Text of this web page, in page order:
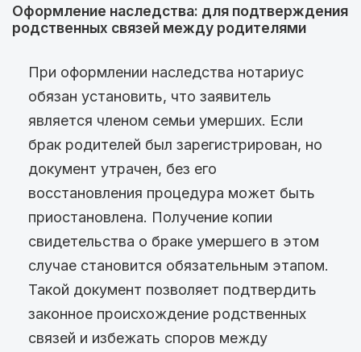
Оформление наследства: для подтверждения
родственных связей между родителями
При оформлении наследства нотариус
обязан установить, что заявитель
является членом семьи умерших. Если
брак родителей был зарегистрирован, но
документ утрачен, без его
восстановления процедура может быть
приостановлена. Получение копии
свидетельства о браке умершего в этом
случае становится обязательным этапом.
Такой документ позволяет подтвердить
законное происхождение родственных
связей и избежать споров между